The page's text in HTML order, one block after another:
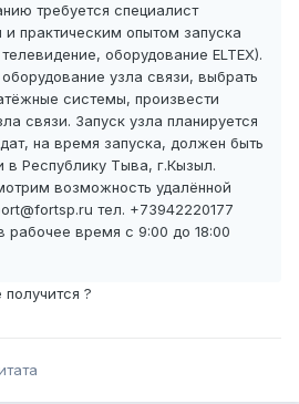
требуется специалист
практическим опытом запуска
оборудование ELTEX).
узла связи, выбрать
системы, произвести
связи. Запуск узла планируется
на время запуска, должен быть
в Республику Тыва, г.Кызыл.
возможность удалённой
тел. +73942220177
рабочее время с 9:00 до 18:00
?